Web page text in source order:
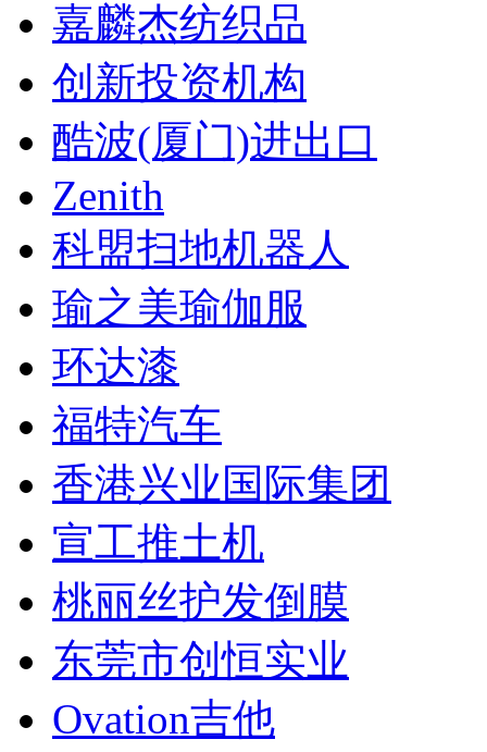
嘉麟杰纺织品
创新投资机构
酷波(厦门)进出口
Zenith
科盟扫地机器人
瑜之美瑜伽服
环达漆
福特汽车
香港兴业国际集团
宣工推土机
桃丽丝护发倒膜
东莞市创恒实业
Ovation吉他